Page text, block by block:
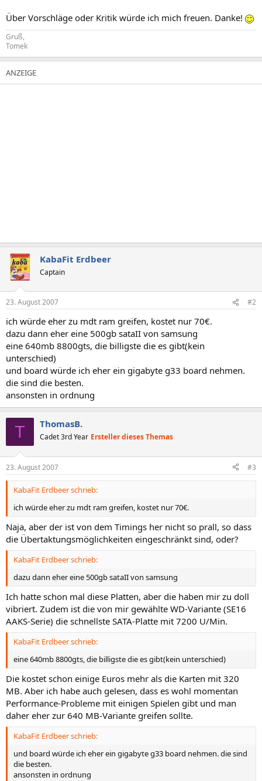
Über Vorschläge oder Kritik würde ich mich freuen. Danke!
Gruß,
Tomek
KabaFit Erdbeer
Captain
23. August 2007 #2
ich würde eher zu mdt ram greifen, kostet nur 70€.
dazu dann eher eine 500gb sataII von samsung
eine 640mb 8800gts, die billigste die es gibt(kein
unterschied)
und board würde ich eher ein gigabyte g33 board nehmen.
die sind die besten.
ansonsten in ordnung
T ThomasB.
Cadet 3rd Year Ersteller dieses Themas
23. August 2007 #3
KabaFit Erdbeer schrieb:
ich würde eher zu mdt ram greifen, kostet nur 70€.
Naja, aber der ist von dem Timings her nicht so prall, so dass
die Übertaktungsmöglichkeiten eingeschränkt sind, oder?
KabaFit Erdbeer schrieb:
dazu dann eher eine 500gb sataII von samsung
Ich hatte schon mal diese Platten, aber die haben mir zu doll
vibriert. Zudem ist die von mir gewählte WD-Variante (SE16
AAKS-Serie) die schnellste SATA-Platte mit 7200 U/Min.
KabaFit Erdbeer schrieb:
eine 640mb 8800gts, die billigste die es gibt(kein unterschied)
Die kostet schon einige Euros mehr als die Karten mit 320
MB. Aber ich habe auch gelesen, dass es wohl momentan
Performance-Probleme mit einigen Spielen gibt und man
daher eher zur 640 MB-Variante greifen sollte.
KabaFit Erdbeer schrieb:
und board würde ich eher ein gigabyte g33 board nehmen. die sind
die besten.
ansonsten in ordnung